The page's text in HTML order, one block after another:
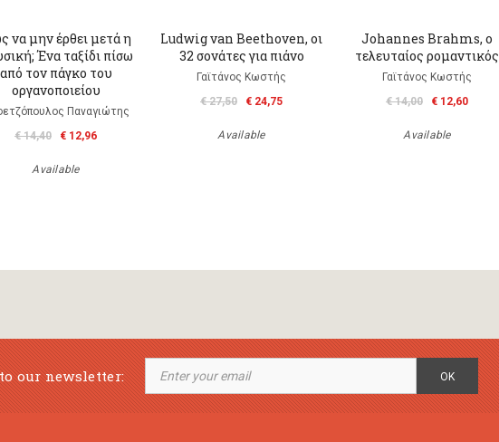
να μην έρθει μετά η
Ένα ταξίδι πίσω
από τον πάγκο του
οργανοποιείου
Παναγιώτης
€ 14,40
€ 12,96
Available
Ludwig van Beethoven, oι
32 σονάτες για πιάνο
Γαϊτάνος Κωστής
€ 27,50
€ 24,75
Available
Johannes Brahms, o
τελευταίος ρομαντικός
Γαϊτάνος Κωστής
€ 14,00
€ 12,60
Available
our newsletter: OK